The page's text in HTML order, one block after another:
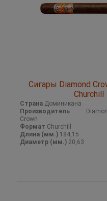
Сигары Diamond
Churchill
Страна Доминикана
Производитель
Crown
Формат Churchill
Длина (мм.) 184,15
Диаметр (мм.) 20,63